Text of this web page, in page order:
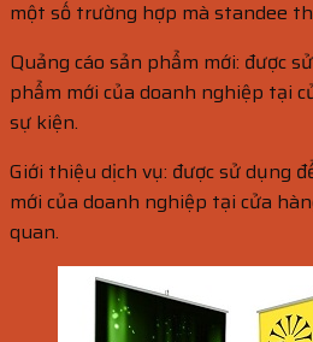
một số trường hợp mà standee
Quảng cáo sản phẩm mới: được
phẩm mới của doanh nghiệp tại
sự kiện.
Giới thiệu dịch vụ: được sử dụng
mới của doanh nghiệp tại cửa
quan.